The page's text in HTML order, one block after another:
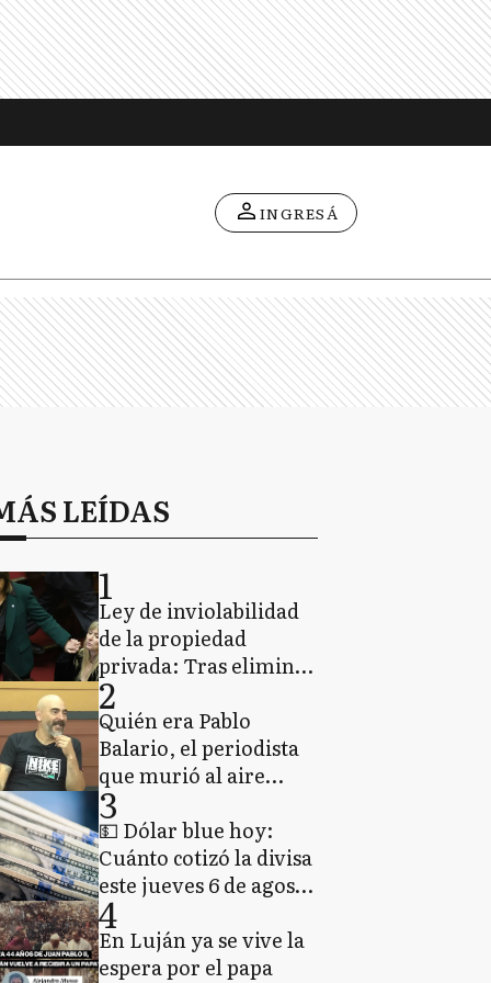
INGRESÁ
LEÍDAS
1
Ley de inviolabilidad
de la propiedad
privada: Tras eliminar
capítulos polémicos, el
Senado aprobó el
proyecto de Milei
2
Quién era Pablo
Balario, el periodista
que murió al aire
durante el estreno de
su nuevo programa en
Sierra de la Ventana
3
💵 Dólar blue hoy:
Cuánto cotizó la divisa
este jueves 6 de agosto
de 2026
4
En Luján ya se vive la
espera por el papa